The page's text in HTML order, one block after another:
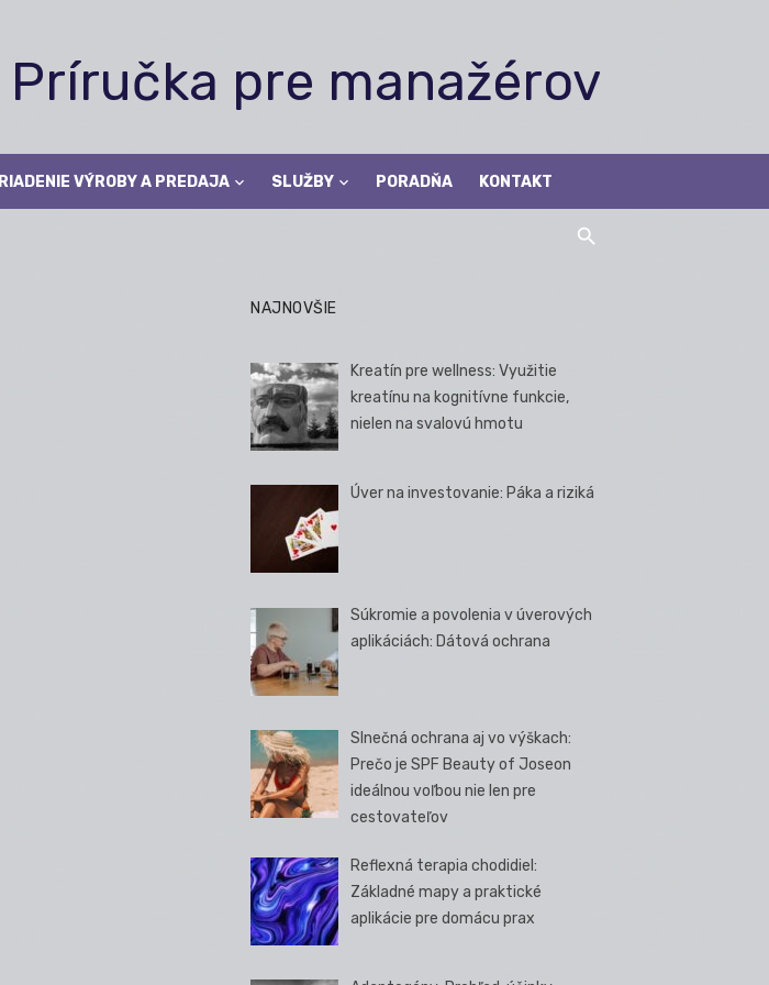
Príručka pre manažérov
RIADENIE VÝROBY A PREDAJA SLUŽBY PORADŇA KONTAKT
NAJNOVŠIE
Kreatín pre wellness: Využitie
kreatínu na kognitívne funkcie,
nielen na svalovú hmotu
Úver na investovanie: Páka a riziká
Súkromie a povolenia v úverových
aplikáciách: Dátová ochrana
Slnečná ochrana aj vo výškach:
Prečo je SPF Beauty of Joseon
ideálnou voľbou nie len pre
cestovateľov
Reflexná terapia chodidiel:
Základné mapy a praktické
aplikácie pre domácu prax